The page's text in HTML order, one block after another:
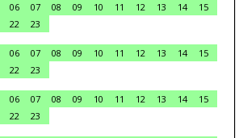
06 07 08 09 10 11 12 13 14
15
22
23
06 07 08 09 10 11 12 13 14
15
22
23
06 07 08 09 10 11 12 13 14
15
22
23